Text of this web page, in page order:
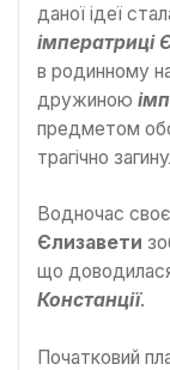
даної ідеї
імператриці
в родинному
дружиною
предметом
трагічно
Водночас
Єлизавети
що
Констанції.
Початковий